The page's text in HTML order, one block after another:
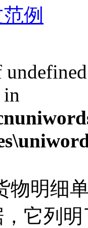
例
in
物明细
它列